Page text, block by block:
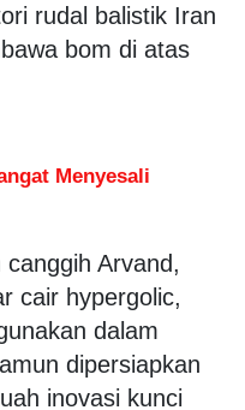
rudal balistik Iran
bom di atas
Menyesali
Arvand,
cair hypergolic,
dalam
dipersiapkan
inovasi kunci